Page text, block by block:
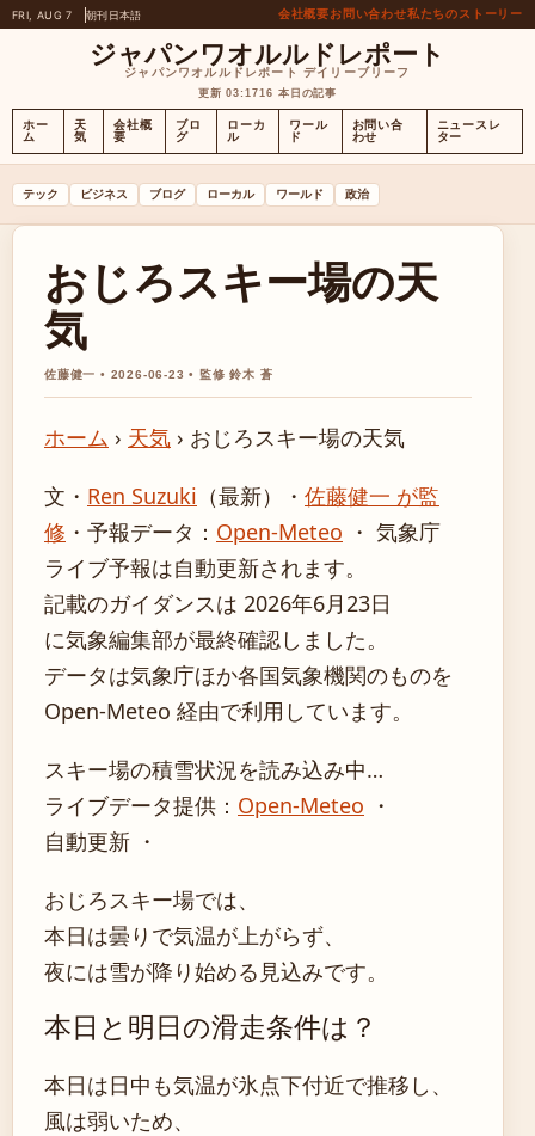
FRI, AUG 7 朝刊日本語 会社概要お問い合わせ私たちのストーリー
ジャパンワオルルドレポート
ジャパンワオルルドレポート デイリーブリーフ
更新 03:1716 本日の記事
ホー
ム
天
気
会社概
要
ブロ
グ
ローカ
ル
ワール
ド
お問い合
わせ
ニュースレ
ター
テック ビジネス ブログ ローカル ワールド 政治
おじろスキー場の天
気
佐藤健一 • 2026-06-23 • 監修 鈴木 蒼
ホーム › 天気 › おじろスキー場の天気
文・ Ren Suzuki （最新） ・ 佐藤健一 が監
修 ・ 予報データ： Open-Meteo ・ 気象庁
ライブ予報は自動更新されます。
記載のガイダンスは 2026年6月23日
に気象編集部が最終確認しました。
データは気象庁ほか各国気象機関のものを
Open-Meteo 経由で利用しています。
スキー場の積雪状況を読み込み中…
ライブデータ提供： Open-Meteo ・
自動更新 ・
おじろスキー場では、
本日は曇りで気温が上がらず、
夜には雪が降り始める見込みです。
本日と明日の滑走条件は？
本日は日中も気温が氷点下付近で推移し、
風は弱いため、